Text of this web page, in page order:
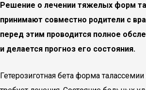
Решение о лечении тяжелых форм
принимают совместно родители с
перед этим проводится полное
и делается прогноз его состояния.
Гетерозиготная бета форма